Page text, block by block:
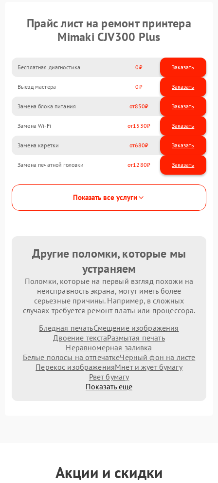
Прайс лист на ремонт принтера
Mimaki CJV300 Plus
Бесплатная диагностика 0 Заказать
Выезд мастера 0 Заказать
Замена блока питания 850
Замена Wi-Fi 1530
Замена каретки 680
Замена печатной головки 1280
Показать все услуги
Другие поломки, которые мы
устраняем
Поломки, которые на первый взгляд похожи на
неисправность экрана, могут иметь более
серьезные причины. Например, в сложных
случаях требуется ремонт платы или процессора.
Бледная печатьСмещение изображения
Двоение текстаРазмытая печать
Неравномерная заливка
Белые полосы на отпечаткеЧёрный фон на листе
Перекос изображенияМнет и жует бумагу
Рвет бумагу
Показать еще
Акции и скидки